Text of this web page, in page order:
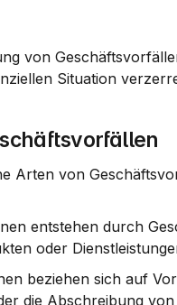
von
Situation
Arten von
entstehen durch
oder
beziehen sich auf
die Abschreibung